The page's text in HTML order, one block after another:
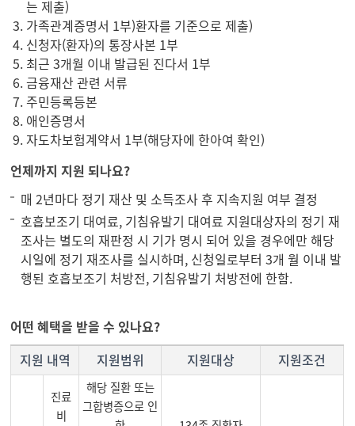
는 제출)
가족관계증명서 1부)환자를 기준으로 제출)
신청자(환자)의 통장사본 1부
최근 3개월 이내 발급된 진다서 1부
금융재산 관련 서류
주민등록등본
애인증명서
자도차보험계약서 1부(해당자에 한아여 확인)
언제까지 지원 되나요?
매 2년마다 정기 재산 및 소득조사 후 지속지원 여부 결정
호흡보조기 대여료, 기침유발기 대여료 지원대상자의 정기 재
조사는 별도의 재판정 시 기가 명시 되어 있을 경우에만 해당
시일에 정기 재조사를 실시하며, 신청일로부터 3개 월 이내 발
행된 호흡보조기 처방전, 기침유발기 처방전에 한함.
어떤 혜택을 받을 수 있나요?
지원 내역 지원범위 지원대상 지원조건
진료
비
해당 질환 또는
그합병증으로 인